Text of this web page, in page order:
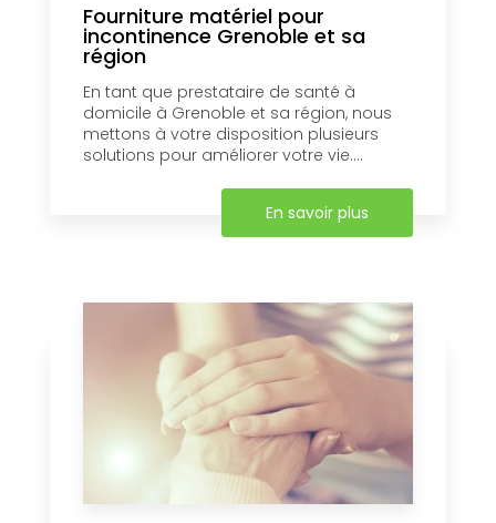
Fourniture matériel pour
incontinence Grenoble et sa
région
En tant que prestataire de santé à
domicile à Grenoble et sa région, nous
mettons à votre disposition plusieurs
solutions pour améliorer votre vie....
En savoir plus